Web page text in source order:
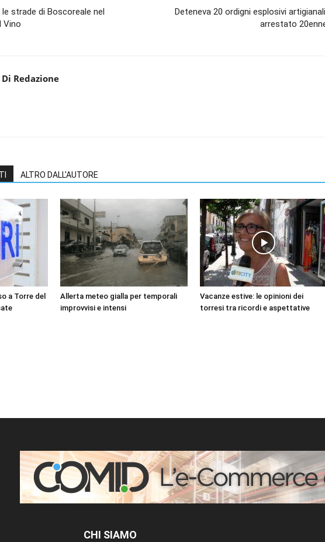
strade di Boscoreale nel
Vino
Deteneva 20 ordigni esplosivi
arrestato
Di Redazione
ALTRO DALL'AUTORE
a Torre del
Allerta meteo gialla per temporali
improvvisi e intensi
Vacanze estive: le opinioni dei
torresi tra ricordi e aspettative
CHI SIAMO